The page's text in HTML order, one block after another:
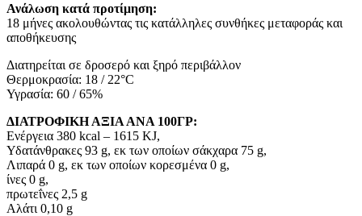
Ανάλωση κατά προτίμηση:
18 μήνες ακολουθώντας τις κατάλληλες συνθήκες μεταφοράς και
αποθήκευσης
Διατηρείται σε δροσερό και ξηρό περιβάλλον
Θερμοκρασία: 18 / 22°C
Υγρασία: 60 / 65%
ΔΙΑΤΡΟΦΙΚΗ ΑΞΙΑ ΑΝΑ 100ΓΡ:
Ενέργεια 380 kcal – 1615 KJ,
Υδατάνθρακες 93 g, εκ των οποίων σάκχαρα 75 g,
Λιπαρά 0 g, εκ των οποίων κορεσμένα 0 g,
ίνες 0 g,
πρωτεΐνες 2,5 g
Αλάτι 0,10 g